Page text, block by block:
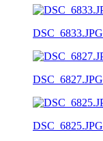
DSC_6833.JPG
DSC_6827.JPG
DSC_6825.JPG